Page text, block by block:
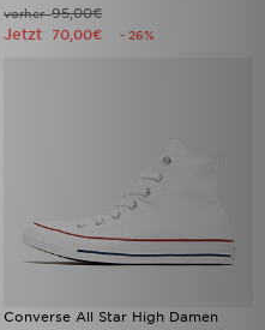
vorher95,00€
Jetzt 70,00€ - 26%
Converse All Star High Damen